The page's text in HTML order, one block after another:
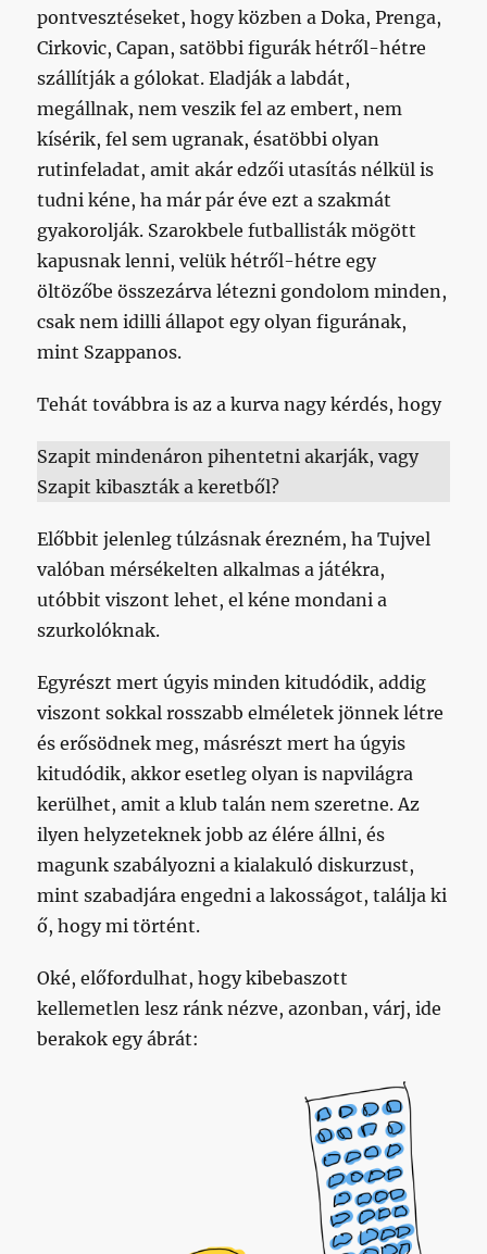
pontvesztéseket, hogy közben a Doka, Prenga,
Cirkovic, Capan, satöbbi figurák hétről-hétre
szállítják a gólokat. Eladják a labdát,
megállnak, nem veszik fel az embert, nem
kísérik, fel sem ugranak, ésatöbbi olyan
rutinfeladat, amit akár edzői utasítás nélkül is
tudni kéne, ha már pár éve ezt a szakmát
gyakorolják. Szarokbele futballisták mögött
kapusnak lenni, velük hétről-hétre egy
öltözőbe összezárva létezni gondolom minden,
csak nem idilli állapot egy olyan figurának,
mint Szappanos.
Tehát továbbra is az a kurva nagy kérdés, hogy
Szapit mindenáron pihentetni akarják, vagy
Szapit kibaszták a keretből?
Előbbit jelenleg túlzásnak érezném, ha Tujvel
valóban mérsékelten alkalmas a játékra,
utóbbit viszont lehet, el kéne mondani a
szurkolóknak.
Egyrészt mert úgyis minden kitudódik, addig
viszont sokkal rosszabb elméletek jönnek létre
és erősödnek meg, másrészt mert ha úgyis
kitudódik, akkor esetleg olyan is napvilágra
kerülhet, amit a klub talán nem szeretne. Az
ilyen helyzeteknek jobb az élére állni, és
magunk szabályozni a kialakuló diskurzust,
mint szabadjára engedni a lakosságot, találja ki
ő, hogy mi történt.
Oké, előfordulhat, hogy kibebaszott
kellemetlen lesz ránk nézve, azonban, várj, ide
berakok egy ábrát: